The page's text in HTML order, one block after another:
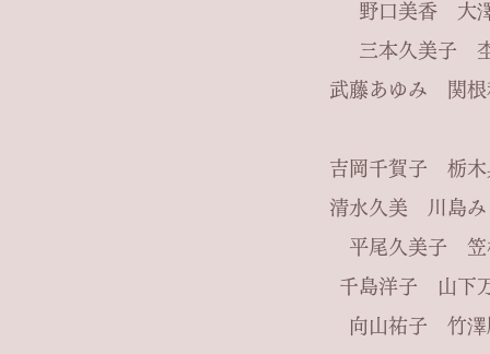
野口美香 大
三本久美子
武藤あゆみ 関
吉岡千賀子 栃
清水久美 川島
平尾久美子
千島洋子 山
向山祐子 竹